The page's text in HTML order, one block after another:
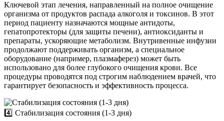
Ключевой этап лечения, направленный на полное очищение
организма от продуктов распада алкоголя и токсинов. В этот
период пациенту назначаются мощные антидоты,
гепатопротекторы (для защиты печени), антиоксиданты и
препараты, ускоряющие метаболизм. Внутривенные инфузии
продолжают поддерживать организм, а специальное
оборудование (например, плазмаферез) может быть
использовано для более глубокого очищения крови. Все
процедуры проводятся под строгим наблюдением врачей, что
гарантирует безопасность и эффективность процесса.
4️⃣ Стабилизация состояния (1-3 дня)